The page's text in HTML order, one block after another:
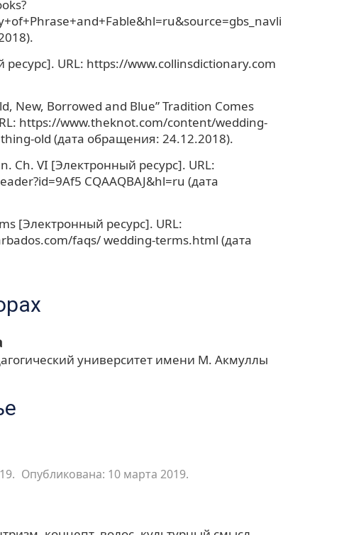
URL: https://www.collinsdictionary.com
New, Borrowed and Blue” Tradition Comes
https://www.theknot.com/content/wedding-
old (дата обращения: 24.12.2018).
Сh. VI [Электронный ресурс]. URL:
CQAAQBAJ&hl=ru (дата
[Электронный ресурс]. URL:
faqs/ wedding-terms.html (дата
университет имени М. Акмуллы
Опубликована: 10 марта 2019.